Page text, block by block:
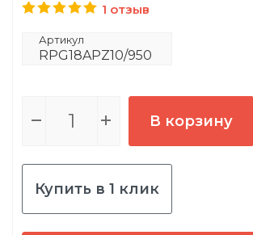
1 отзыв
Артикул
RPG18APZ10/950
В корзину
Купить в 1 клик